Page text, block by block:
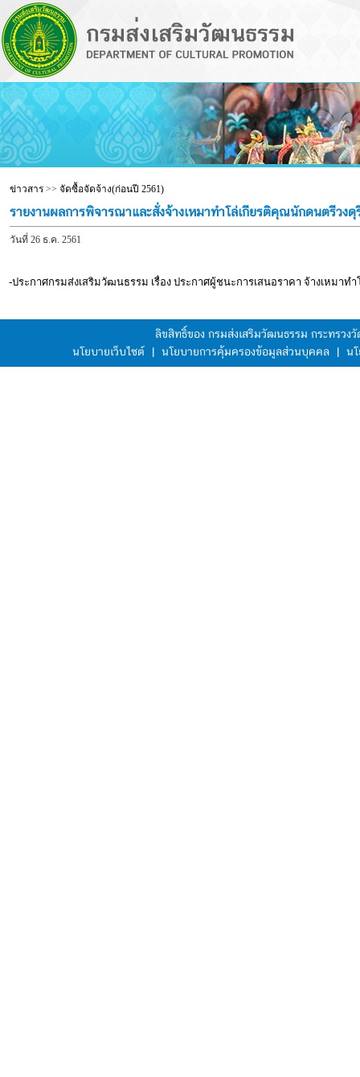
ข่าวสาร>> จัดซื้อจัดจ้าง(ก่อนปี 2561)
รายงานผลการพิจารณาและสั่งจ้างเหมาทำโล่เกียรติคุณนักดนตรีวง
วันที่ 26 ธ.ค. 2561
-ประกาศกรมส่งเสริมวัฒนธรรม เรื่อง ประกาศผู้ชนะการเสนอราคา จ้างเหมา
ลิขสิทธิ์ของ กรมส่งเสริมวัฒนธรรม กระทรว
นโยบายเว็บไซต์
| นโยบายการคุ้มครองข้อมูลส่วนบุคคล | น